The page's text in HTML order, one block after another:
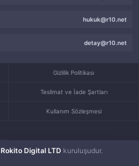
hukuk@r10.net
detay@r10.net
Rokito Digital LTD kuruluşudur.
Gizlilik Politikası
Teslimat ve İade Şartları
Kullanım Sözleşmesi